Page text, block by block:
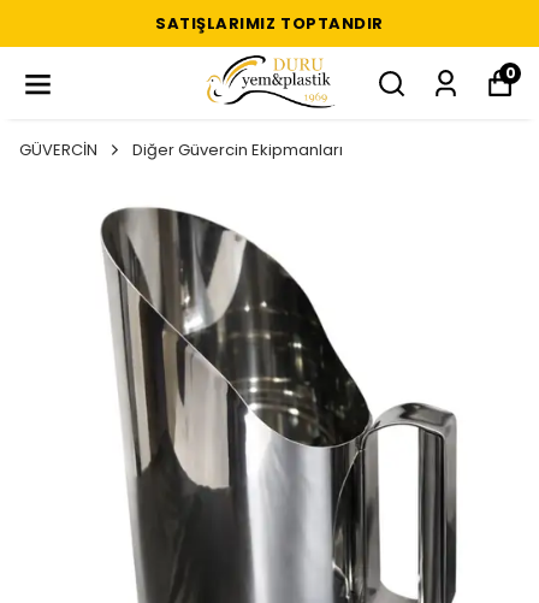
SATIŞLARIMIZ TOPTANDIR
0
GÜVERCİN Diğer Güvercin Ekipmanları